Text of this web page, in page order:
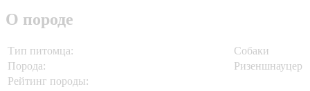
О породе
Тип питомца:
Собаки
Порода:
Ризеншнауцер
Рейтинг породы: